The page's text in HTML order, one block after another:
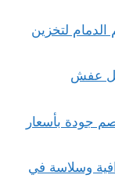
بـ30%خصم الدمام لتخزين
نقل عفش
عفش بمكة بـ35%خصم جودة بأسعار
احترافية وسلاسة في